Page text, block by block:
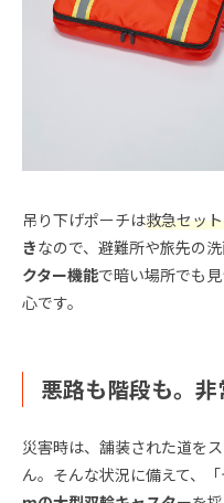
吊り下げポーチは救急セッ
きなので、避難所や旅先の
クター機能で暗い場所でも
心です。
悪路も階段も。
災害時は、舗装された道を
ん。そんな状況に備えて、